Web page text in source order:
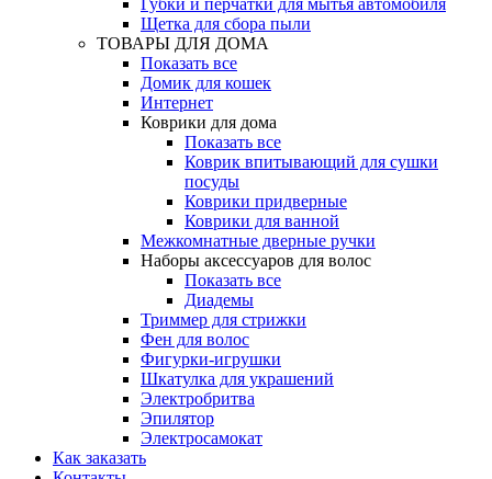
Губки и перчатки для мытья автомобиля
Щетка для сбора пыли
ТОВАРЫ ДЛЯ ДОМА
Показать все
Домик для кошек
Интернет
Коврики для дома
Показать все
Коврик впитывающий для сушки
посуды
Коврики придверные
Коврики для ванной
Межкомнатные дверные ручки
Наборы аксессуаров для волос
Показать все
Диадемы
Триммер для стрижки
Фен для волос
Фигурки-игрушки
Шкатулка для украшений
Электробритва
Эпилятор
Электросамокат
Как заказать